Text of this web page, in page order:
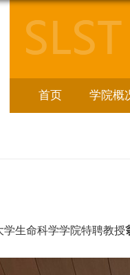
首页 学院概
学生命科学学院特聘教授